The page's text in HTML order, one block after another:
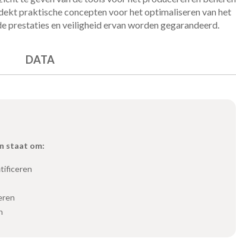
praktische concepten voor het optimaliseren van het
prestaties en veiligheid ervan worden gegarandeerd.
DATA
staat om: